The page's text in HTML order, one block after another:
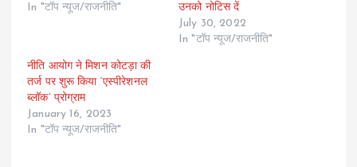
In "टॉप न्यूज/राजनीति"
उनको नोटिस दें
July 30, 2022
In "टॉप न्यूज/राजनीति"
नीति आयोग ने मिशन कोटड़ा की
तर्ज पर शुरू किया ‘एस्पीरेशनल
ब्लॉक’ प्रोग्राम
January 16, 2023
In "टॉप न्यूज/राजनीति"